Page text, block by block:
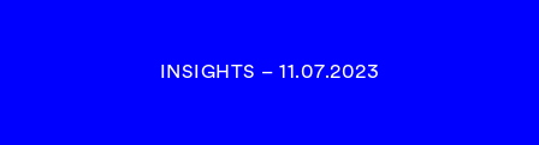
INSIGHTS – 11.07.2023